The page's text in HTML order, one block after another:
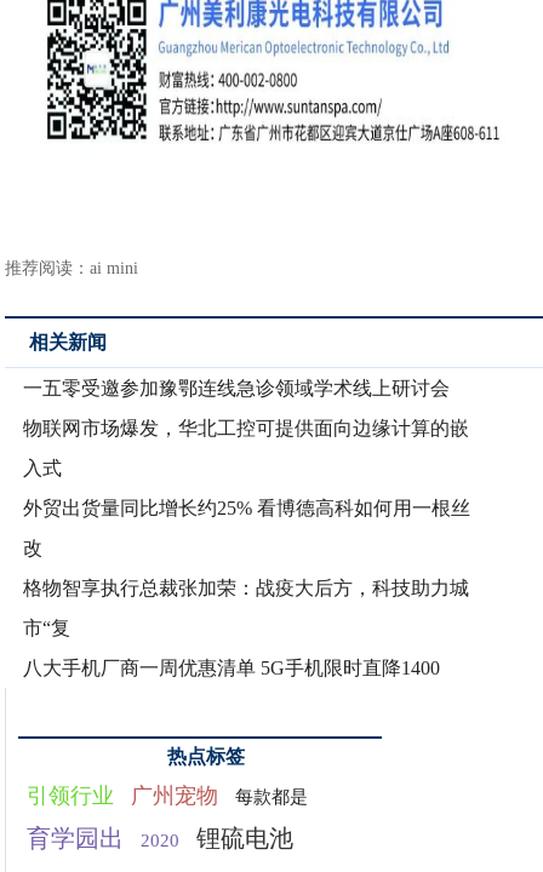
推荐阅读：ai mini
相关新闻
一五零受邀参加豫鄂连线急诊领域学术线上研讨会
物联网市场爆发，华北工控可提供面向边缘计算的嵌
入式
外贸出货量同比增长约25% 看博德高科如何用一根丝
改
格物智享执行总裁张加荣：战疫大后方，科技助力城
市“复
八大手机厂商一周优惠清单 5G手机限时直降1400
热点标签
引领行业 广州宠物 每款都是
育学园出 2020 锂硫电池